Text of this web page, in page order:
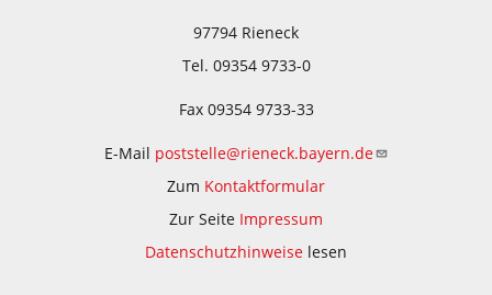
97794 Rieneck
Tel. 09354 9733-0
Fax 09354 9733-33
E-Mail poststelle@rieneck.bayern.de
Zum Kontaktformular
Zur Seite Impressum
Datenschutzhinweise lesen